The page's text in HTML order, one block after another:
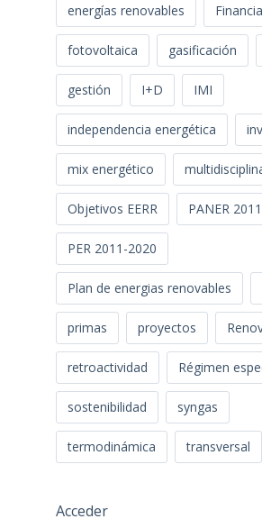
energías renovables
fotovoltaica gasificación
gestión I+D IMI
independencia energética
mix energético
Objetivos EERR PANER
PER 2011-2020
Plan de energias renovables
primas proyectos
retroactividad Régimen
sostenibilidad syngas
termodinámica transversal
Acceder